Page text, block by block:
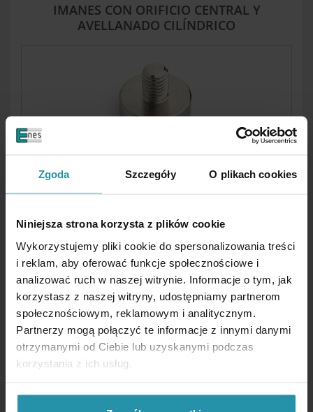
Zgoda Szczegóły O plikach cookies
Niniejsza strona korzysta z plików cookie
Wykorzystujemy pliki cookie do spersonalizowania treści
i reklam, aby oferować funkcje społecznościowe i
analizować ruch w naszej witrynie. Informacje o tym, jak
korzystasz z naszej witryny, udostępniamy partnerom
społecznościowym, reklamowym i analitycznym.
Partnerzy mogą połączyć te informacje z innymi danymi
otrzymanymi od Ciebie lub uzyskanymi podczas
korzystania z ich usług.
IMANES CON ORIFICIO CENTRAL Y
AVELLANADO CILÍNDRICO
IMANES CON AGUJERO CENTRAL Y
AVELLANADO CÓNICO